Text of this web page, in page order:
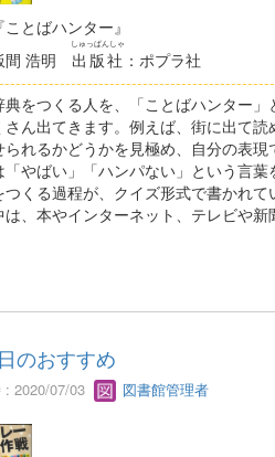
ことばハンター』
間 浩明 出版社
しゅっぱんしゃ
：ポプラ社
をつくる人を、「ことばハンター
さん出てきます。例えば、街に出て
れるかどうかを見極め、自分の表現
やばい」「ハンパない」という言葉
くる過程が、クイズ形式で書かれて
、本やインターネット、テレビや新
のおすすめ
: 2020/07/03 図書館管理者